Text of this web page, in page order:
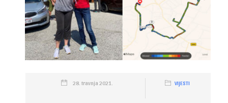
28. travnja 2021. VIJESTI